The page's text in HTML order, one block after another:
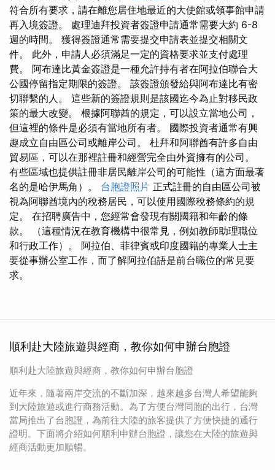
符合所有要求，請在離您居住地最近的大使館或領事館申請
再入境簽證。 處理迪拜投資者簽證申請通常需要大約 6-8
週的時間。 獲得簽證通常需要提交申請表並提交相關文
件。 此外，申請人必須滿足一定的資格要求並支付處理
費。 阿布達比黃金簽證是一種允許持有者在阿拉伯聯合大
公國停留指定期限的簽證。 該簽證頒發給與阿布達比有密
切聯繫的人。 這些新的簽證規則是該國迄今為止對移民政
策的最大改變。 根據阿聯酋的規定，可以設立當地公司，
但這裡的條件是必須有當地所有者。 國際投資者通常有興
趣成立自由區公司或離岸公司。 杜拜和阿聯酋有許多自由
貿易區，可以在那裡註冊和經營完全由外資擁有的公司。
有些區域也提供註冊非居民離岸公司的可能性（這方面最著
名的是哈伊馬角）。 台胞證照片 正式註冊的自由區公司被
視為阿聯酋境內的稅務居民，可以使用國際稅務條約的規
定。 在招聘廣告中，您經常會發現有關國籍和年齡的條
款。 （這種情況在教育機構中很常見，例如教師助理職位
和行政工作）。 阿拉伯、菲律賓或印度國籍的專業人士主
要從事辦公室工作，而了解阿拉伯語是前台職位的常見要
求。
順利赴大陸旅遊與經商，教你如何申辦台胞證
順利赴大陸旅遊與經商，教你如何申辦台胞證
近年來，隨著兩岸交流的不斷加深，越來越多台灣人希望能夠
到大陸旅遊或進行商務活動。為了方便台灣同胞的出行，台灣
當局推出了台胞證，為前往大陸的旅客提供了方便快捷的通行
證明。下面將介紹如何順利申辦台胞證，讓您在大陸的旅遊與
經商活動更加順暢。